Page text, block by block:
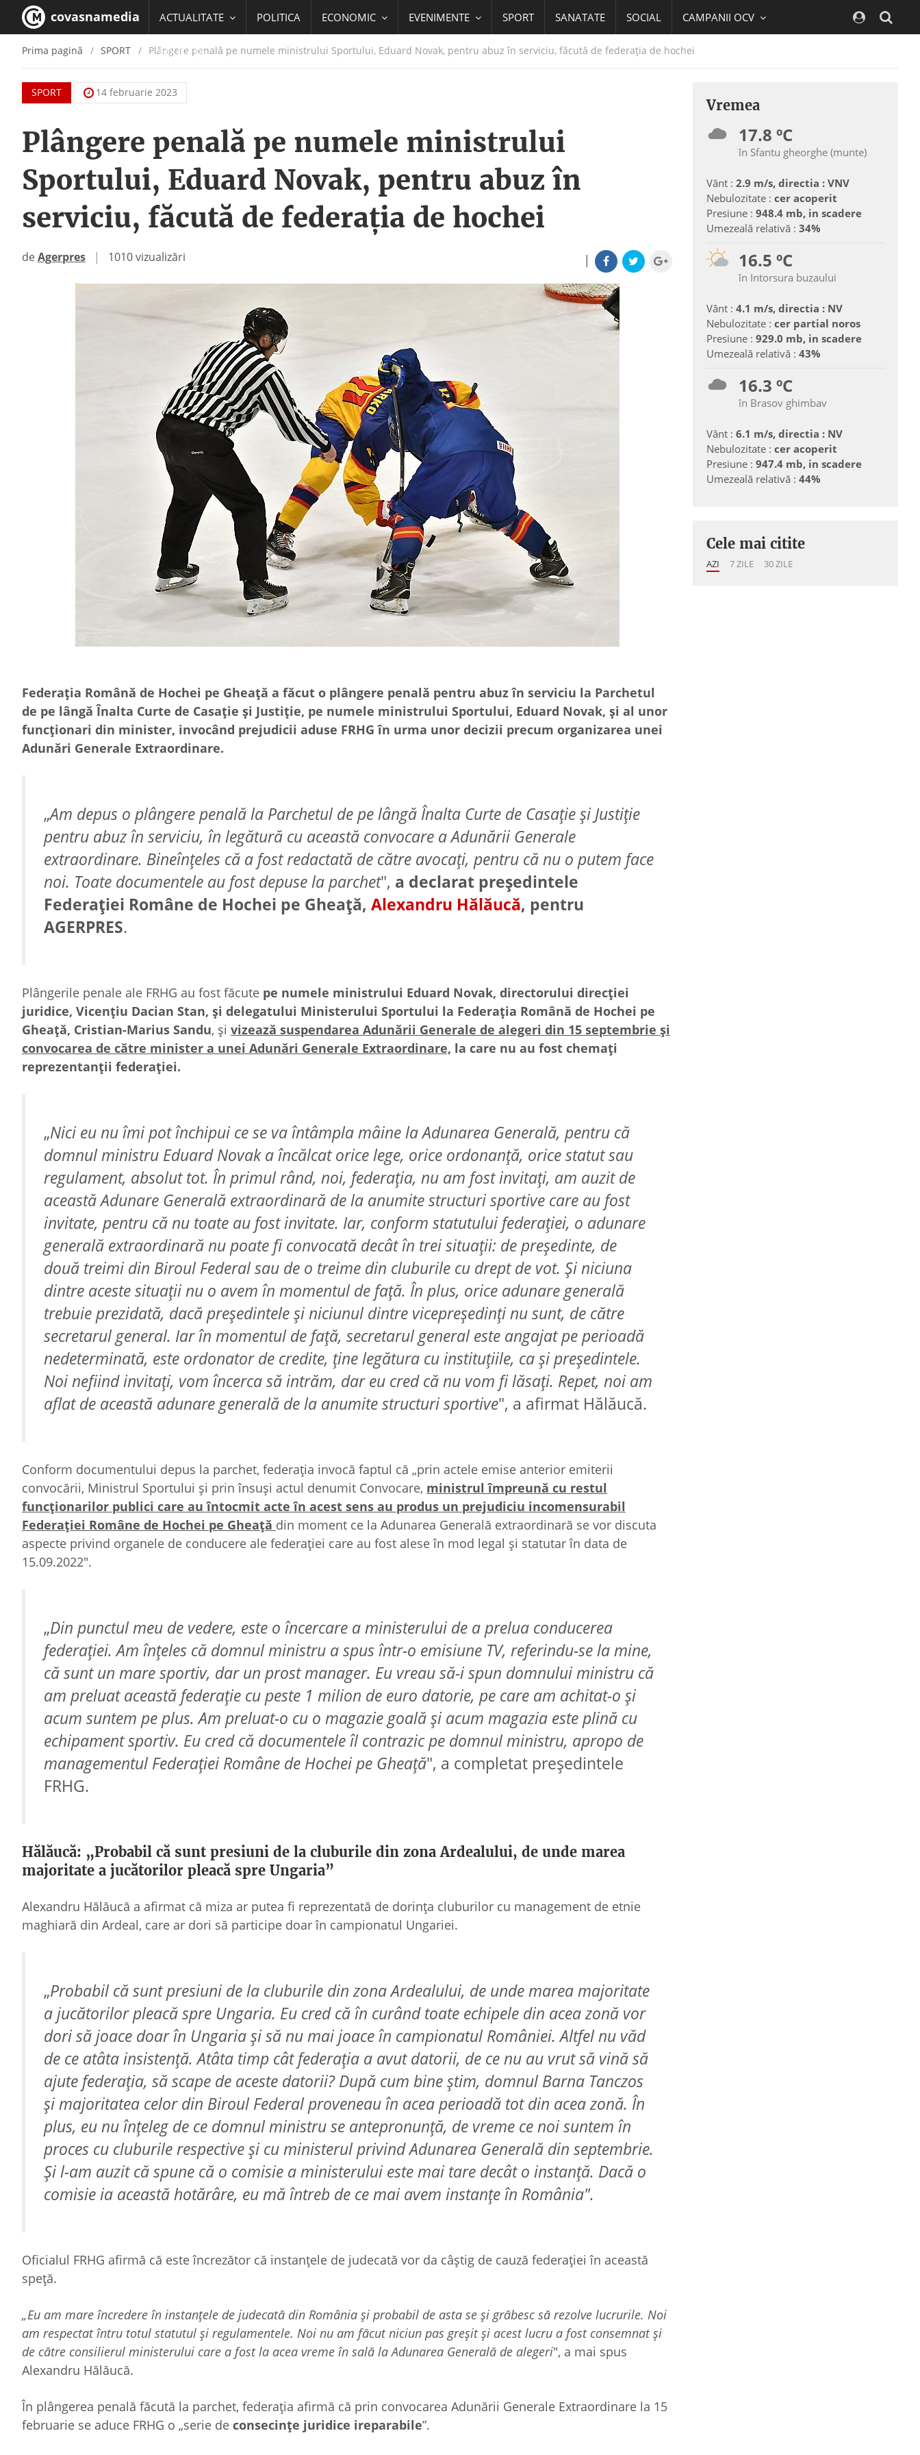
covasnamedia ACTUALITATE POLITICA ECONOMIC EVENIMENTE SPORT SANATATE SOCIAL CAMPANII OCV
EDUCATIE
Prima pagină SPORT Plângere penală pe numele ministrului Sportului, Eduard Novak, pentru abuz în serviciu, făcută de federaţia de hochei
SPORT 14 februarie 2023
Plângere penală pe numele ministrului
Sportului, Eduard Novak, pentru abuz în
serviciu, făcută de federaţia de hochei
|
deAgerpres | 1010 vizualizări
Federaţia Română de Hochei pe Gheaţă a făcut o plângere penală pentru abuz în serviciu la Parchetul
de pe lângă Înalta Curte de Casaţie şi Justiţie, pe numele ministrului Sportului, Eduard Novak, şi al unor
funcţionari din minister, invocând prejudicii aduse FRHG în urma unor decizii precum organizarea unei
Adunări Generale Extraordinare.
„Am depus o plângere penală la Parchetul de pe lângă Înalta Curte de Casaţie şi Justiţie
pentru abuz în serviciu, în legătură cu această convocare a Adunării Generale
extraordinare. Bineînţeles că a fost redactată de către avocaţi, pentru că nu o putem face
noi. Toate documentele au fost depuse la parchet", a declarat preşedintele
Federaţiei Române de Hochei pe Gheaţă, Alexandru Hălăucă, pentru
AGERPRES.
Plângerile penale ale FRHG au fost făcute pe numele ministrului Eduard Novak, directorului direcţiei
juridice, Vicenţiu Dacian Stan, şi delegatului Ministerului Sportului la Federaţia Română de Hochei pe
Gheaţă, Cristian-Marius Sandu, şi vizează suspendarea Adunării Generale de alegeri din 15 septembrie şi
convocarea de către minister a unei Adunări Generale Extraordinare, la care nu au fost chemaţi
reprezentanţii federaţiei.
„Nici eu nu îmi pot închipui ce se va întâmpla mâine la Adunarea Generală, pentru că
domnul ministru Eduard Novak a încălcat orice lege, orice ordonanţă, orice statut sau
regulament, absolut tot. În primul rând, noi, federaţia, nu am fost invitaţi, am auzit de
această Adunare Generală extraordinară de la anumite structuri sportive care au fost
invitate, pentru că nu toate au fost invitate. Iar, conform statutului federaţiei, o adunare
generală extraordinară nu poate fi convocată decât în trei situaţii: de preşedinte, de
două treimi din Biroul Federal sau de o treime din cluburile cu drept de vot. Şi niciuna
dintre aceste situaţii nu o avem în momentul de faţă. În plus, orice adunare generală
trebuie prezidată, dacă preşedintele şi niciunul dintre vicepreşedinţi nu sunt, de către
secretarul general. Iar în momentul de faţă, secretarul general este angajat pe perioadă
nedeterminată, este ordonator de credite, ţine legătura cu instituţiile, ca şi preşedintele.
Noi nefiind invitaţi, vom încerca să intrăm, dar eu cred că nu vom fi lăsaţi. Repet, noi am
aflat de această adunare generală de la anumite structuri sportive", a afirmat Hălăucă.
Conform documentului depus la parchet, federaţia invocă faptul că „prin actele emise anterior emiterii
convocării, Ministrul Sportului şi prin însuşi actul denumit Convocare, ministrul împreună cu restul
funcţionarilor publici care au întocmit acte în acest sens au produs un prejudiciu incomensurabil
Federaţiei Române de Hochei pe Gheaţă din moment ce la Adunarea Generală extraordinară se vor discuta
aspecte privind organele de conducere ale federaţiei care au fost alese în mod legal şi statutar în data de
15.09.2022".
„Din punctul meu de vedere, este o încercare a ministerului de a prelua conducerea
federaţiei. Am înţeles că domnul ministru a spus într-o emisiune TV, referindu-se la mine,
că sunt un mare sportiv, dar un prost manager. Eu vreau să-i spun domnului ministru că
am preluat această federaţie cu peste 1 milion de euro datorie, pe care am achitat-o şi
acum suntem pe plus. Am preluat-o cu o magazie goală şi acum magazia este plină cu
echipament sportiv. Eu cred că documentele îl contrazic pe domnul ministru, apropo de
managementul Federaţiei Române de Hochei pe Gheaţă", a completat preşedintele
FRHG.
Hălăucă: „Probabil că sunt presiuni de la cluburile din zona Ardealului, de unde marea
majoritate a jucătorilor pleacă spre Ungaria”
Alexandru Hălăucă a afirmat că miza ar putea fi reprezentată de dorinţa cluburilor cu management de etnie
maghiară din Ardeal, care ar dori să participe doar în campionatul Ungariei.
„Probabil că sunt presiuni de la cluburile din zona Ardealului, de unde marea majoritate
a jucătorilor pleacă spre Ungaria. Eu cred că în curând toate echipele din acea zonă vor
dori să joace doar în Ungaria şi să nu mai joace în campionatul României. Altfel nu văd
de ce atâta insistenţă. Atâta timp cât federaţia a avut datorii, de ce nu au vrut să vină să
ajute federaţia, să scape de aceste datorii? După cum bine ştim, domnul Barna Tanczos
şi majoritatea celor din Biroul Federal proveneau în acea perioadă tot din acea zonă. În
plus, eu nu înţeleg de ce domnul ministru se antepronunţă, de vreme ce noi suntem în
proces cu cluburile respective şi cu ministerul privind Adunarea Generală din septembrie.
Şi l-am auzit că spune că o comisie a ministerului este mai tare decât o instanţă. Dacă o
comisie ia această hotărâre, eu mă întreb de ce mai avem instanţe în România".
Oficialul FRHG afirmă că este încrezător că instanţele de judecată vor da câştig de cauză federaţiei în această
speţă.
„Eu am mare încredere în instanţele de judecată din România şi probabil de asta se şi grăbesc să rezolve lucrurile. Noi
am respectat întru totul statutul şi regulamentele. Noi nu am făcut niciun pas greşit şi acest lucru a fost consemnat şi
de către consilierul ministerului care a fost la acea vreme în sală la Adunarea Generală de alegeri", a mai spus
Alexandru Hălăucă.
În plângerea penală făcută la parchet, federaţia afirmă că prin convocarea Adunării Generale Extraordinare la 15
februarie se aduce FRHG o „serie de consecinţe juridice ireparabile”.
Vremea
17.8 ºC
în Sfantu gheorghe (munte)
Vânt : 2.9 m/s, directia : VNV
Nebulozitate : cer acoperit
Presiune : 948.4 mb, in scadere
Umezeală relativă : 34%
16.5 ºC
în Intorsura buzaului
Vânt : 4.1 m/s, directia : NV
Nebulozitate : cer partial noros
Presiune : 929.0 mb, in scadere
Umezeală relativă : 43%
16.3 ºC
în Brasov ghimbav
Vânt : 6.1 m/s, directia : NV
Nebulozitate : cer acoperit
Presiune : 947.4 mb, in scadere
Umezeală relativă : 44%
Cele mai citite
AZI 7 ZILE 30 ZILE